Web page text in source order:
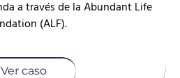
a través de la Abundant Life
(ALF).
Ver caso